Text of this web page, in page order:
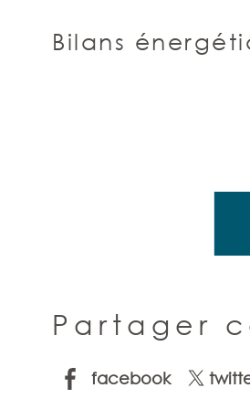
Bilans
Partager
facebook